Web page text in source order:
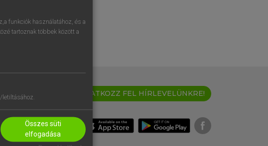
IRATKOZZ FEL HÍRLEVELÜNKRE!
funkciók használatához, és a
tartoznak többek között a
letiltásához.
Összes süti
elfogadása